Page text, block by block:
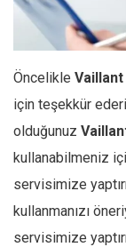
Öncelikle Vaillant
için teşekkür
olduğunuz
kullanabilmeniz
servisimize
kullanmanızı
servisimize